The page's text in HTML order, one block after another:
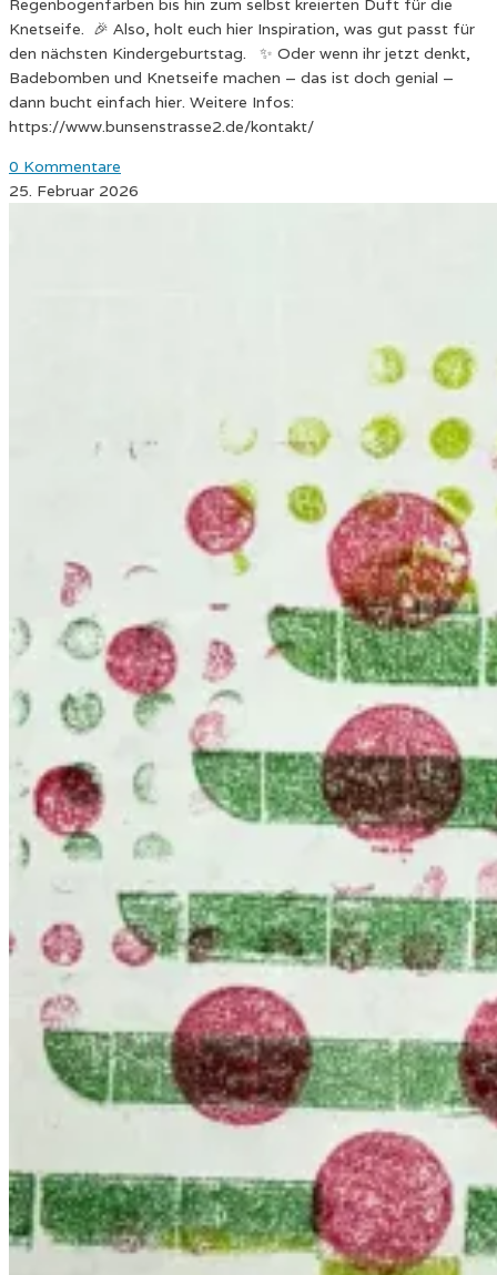
Regenbogenfarben bis hin zum selbst kreierten Duft für die
Knetseife. 🎉 Also, holt euch hier Inspiration, was gut passt für
den nächsten Kindergeburtstag. ✨ Oder wenn ihr jetzt denkt,
Badebomben und Knetseife machen – das ist doch genial –
dann bucht einfach hier. Weitere Infos:
https://www.bunsenstrasse2.de/kontakt/
0 Kommentare
25. Februar 2026